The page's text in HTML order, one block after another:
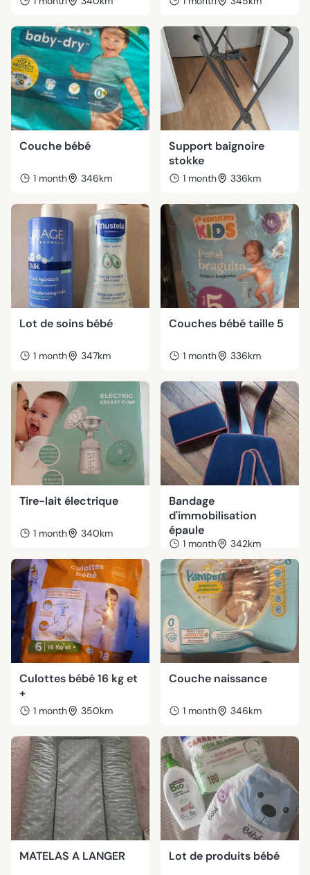
Couche bébé
1 month 346km
Support baignoire
stokke
1 month 336km
Lot de soins bébé
1 month 347km
Couches bébé taille 5
1 month 336km
Tire-lait électrique
1 month 340km
Bandage
d'immobilisation
épaule
1 month 342km
Culottes bébé 16 kg et
+
1 month 350km
Couche naissance
1 month 346km
MATELAS A LANGER Lot de produits bébé